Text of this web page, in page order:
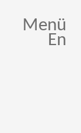
Menü
En